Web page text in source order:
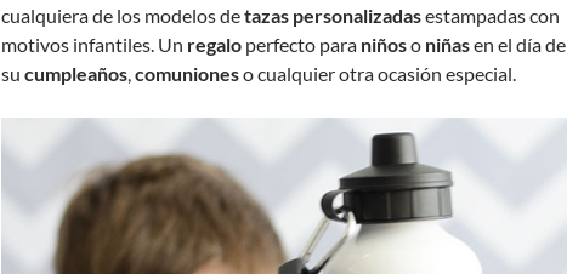
cualquiera de los modelos detazas personalizadasestampadas con
motivos infantiles. Un regalo perfecto para niñoso niñasen el día de
su cumpleaños,comunioneso cualquier otra ocasión especial.